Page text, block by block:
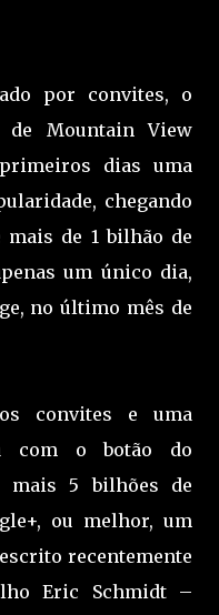
por convites, o
Mountain View
dias uma
chegando
de 1 bilhão de
um único dia,
no último mês de
convites e uma
com o botão do
mais 5 bilhões de
ou melhor, um
recentemente
Eric Schmidt –